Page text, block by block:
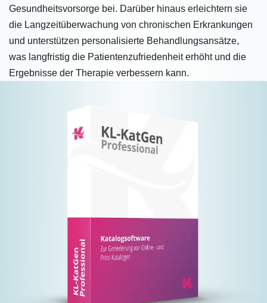
Gesundheitsvorsorge bei. Darüber hinaus erleichtern sie
die Langzeitüberwachung von chronischen Erkrankungen
und unterstützen personalisierte Behandlungsansätze,
was langfristig die Patientenzufriedenheit erhöht und die
Ergebnisse der Therapie verbessern kann.